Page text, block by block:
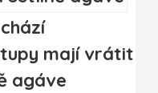
mají vrátit
agáve